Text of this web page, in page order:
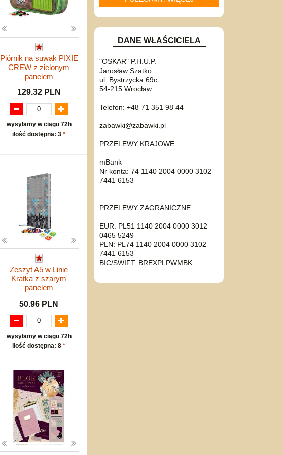
Piórnik na suwak PIXIE
CREW z zielonym
panelem
129.32 PLN
wysyłamy w ciągu 72h
ilość dostępna: 3 *
Zeszyt A5 w Linie
Kratka z szarym
panelem
50.96 PLN
wysyłamy w ciągu 72h
ilość dostępna: 8 *
DANE WŁAŚCICIELA
"OSKAR" P.H.U.P.
Jarosław Szatko
ul. Bystrzycka 69c
54-215 Wrocław
Telefon: +48 71 351 98 44
zabawki@zabawki.pl
PRZELEWY KRAJOWE:
mBank
Nr konta: 74 1140 2004 0000 3102
7441 6153
PRZELEWY ZAGRANICZNE:
EUR: PL51 1140 2004 0000 3012
0465 5249
PLN: PL74 1140 2004 0000 3102
7441 6153
BIC/SWIFT: BREXPLPWMBK